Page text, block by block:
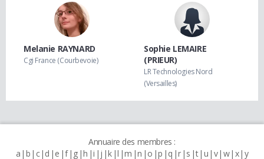
Melanie RAYNARD
Cgi France (Courbevoie)
Sophie LEMAIRE
(PRIEUR)
LR Technologies Nord
(Versailles)
Annuaire des membres :
a b c d e f g h i j k l m n o p q r s t u v w x y